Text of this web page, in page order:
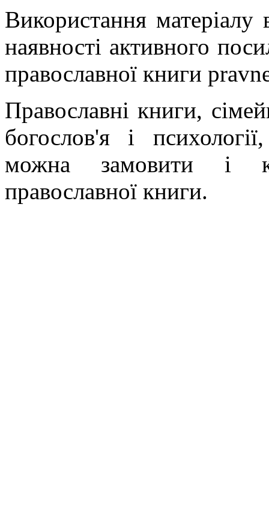
Використання матеріалу
наявності активного
православної книги
Православні книги,
богослов'я і
можна замовити і
православної книги.